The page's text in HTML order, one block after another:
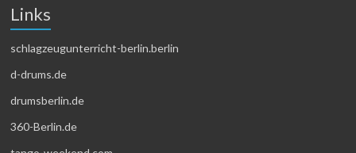
Links
schlagzeugunterricht-berlin.berlin
d-drums.de
drumsberlin.de
360-Berlin.de